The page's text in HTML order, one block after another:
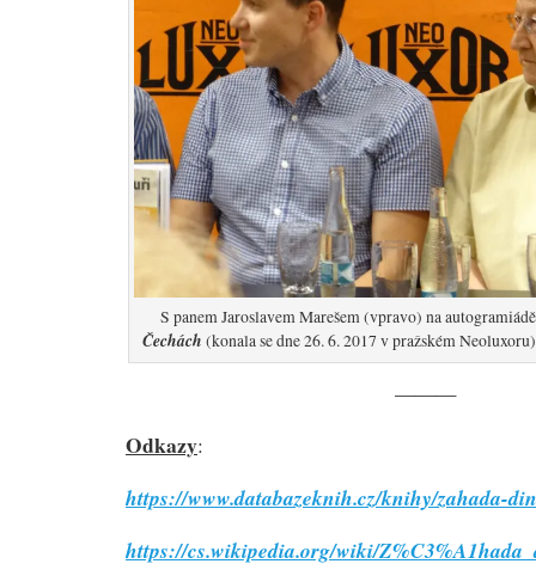
S panem Jaroslavem Marešem (vpravo) na
Čechách (konala se dne 26. 6. 2017 v pražském
———
Odkazy:
https://www.databazeknih.cz/knihy/zahada-
https://cs.wikipedia.org/wiki/